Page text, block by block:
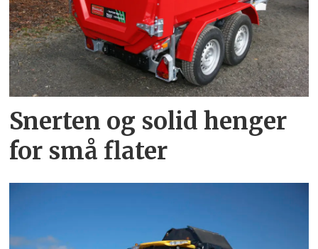
Snerten og solid henger
for små flater